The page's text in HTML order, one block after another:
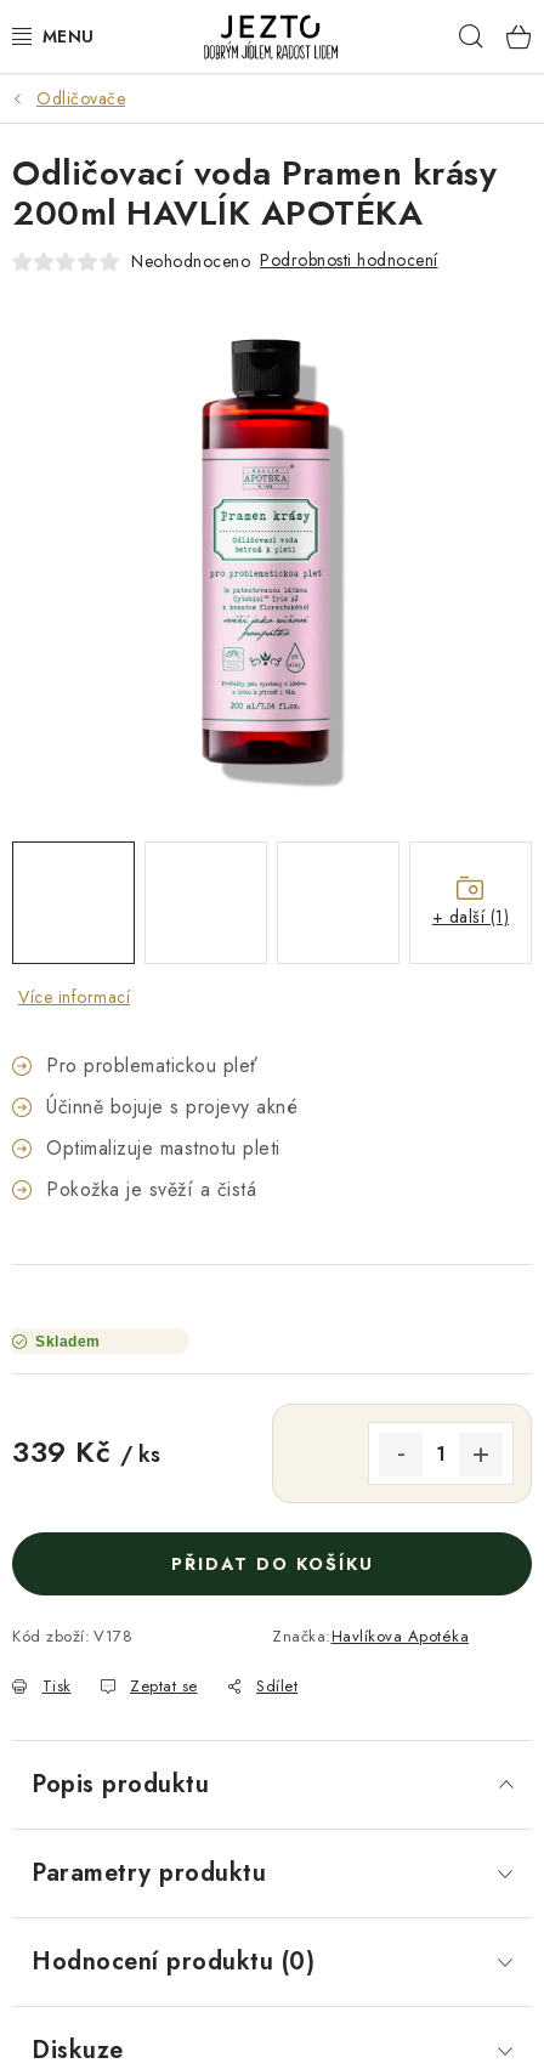
na
DÁRKOVÉ SADY
TRVANLIVÉ
DROGERIE A KOSMETIKA
RELAX A REGENERACE
FIREMNÍ DÁRKY
Odličovače
Více informací
Pro problematickou pleť
Účinně bojuje s projevy akné
Optimalizuje mastnotu pleti
Pokožka je svěží a čistá
Skladem
339 Kč / ks
PŘIDAT DO KOŠÍKU
Kód zboží: V178 Značka:Havlíkova Apotéka
Tisk Zeptat se Sdílet
Odličovací voda Pramen krásy
200ml HAVLÍK APOTÉKA
Neohodnoceno Podrobnosti hodnocení
+ další (1)
Popis produktu
Parametry produktu
Hodnocení produktu (0)
Diskuze